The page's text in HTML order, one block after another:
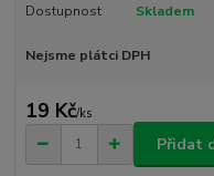
Dostupnost Skladem
Nejsme plátci DPH
19 Kč/ks
Přidat